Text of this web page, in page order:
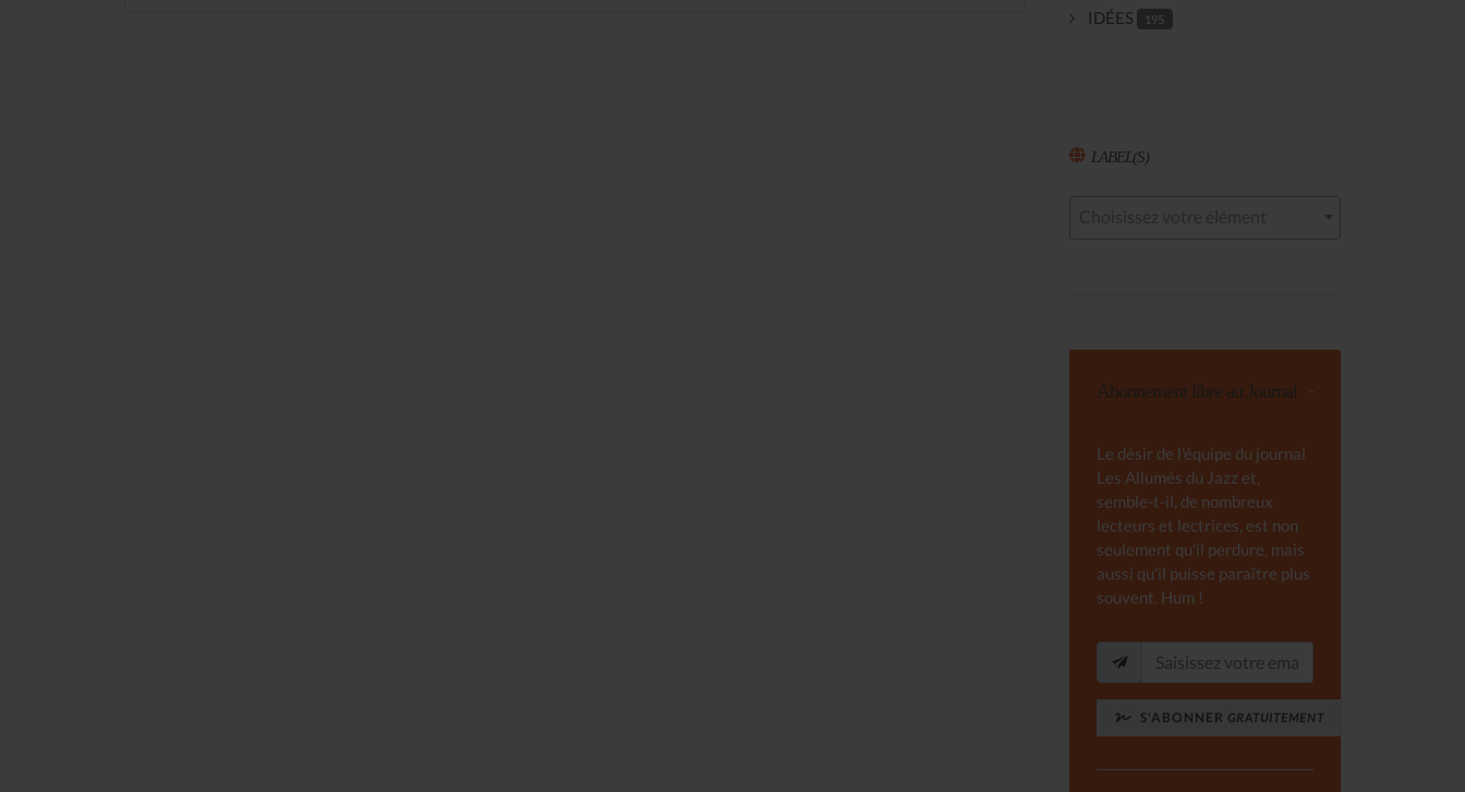
IDÉES 195
LABEL(S)
Abonnement libre au Journal
Le désir de l'équipe du journal
Les Allumés du Jazz et,
semble-t-il, de nombreux
lecteurs et lectrices, est non
seulement qu'il perdure, mais
aussi qu'il puisse paraître plus
souvent. Hum !
S'ABONNER GRATUITEMENT